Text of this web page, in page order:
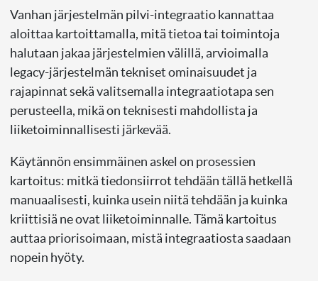
Vanhan järjestelmän pilvi-integraatio kannattaa
aloittaa kartoittamalla, mitä tietoa tai toimintoja
halutaan jakaa järjestelmien välillä, arvioimalla
legacy-järjestelmän tekniset ominaisuudet ja
rajapinnat sekä valitsemalla integraatiotapa sen
perusteella, mikä on teknisesti mahdollista ja
liiketoiminnallisesti järkevää.
Käytännön ensimmäinen askel on prosessien
kartoitus: mitkä tiedonsiirrot tehdään tällä hetkellä
manuaalisesti, kuinka usein niitä tehdään ja kuinka
kriittisiä ne ovat liiketoiminnalle. Tämä kartoitus
auttaa priorisoimaan, mistä integraatiosta saadaan
nopein hyöty.